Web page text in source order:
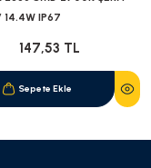
14.4W IP67
147,53 TL
Sepete Ekle